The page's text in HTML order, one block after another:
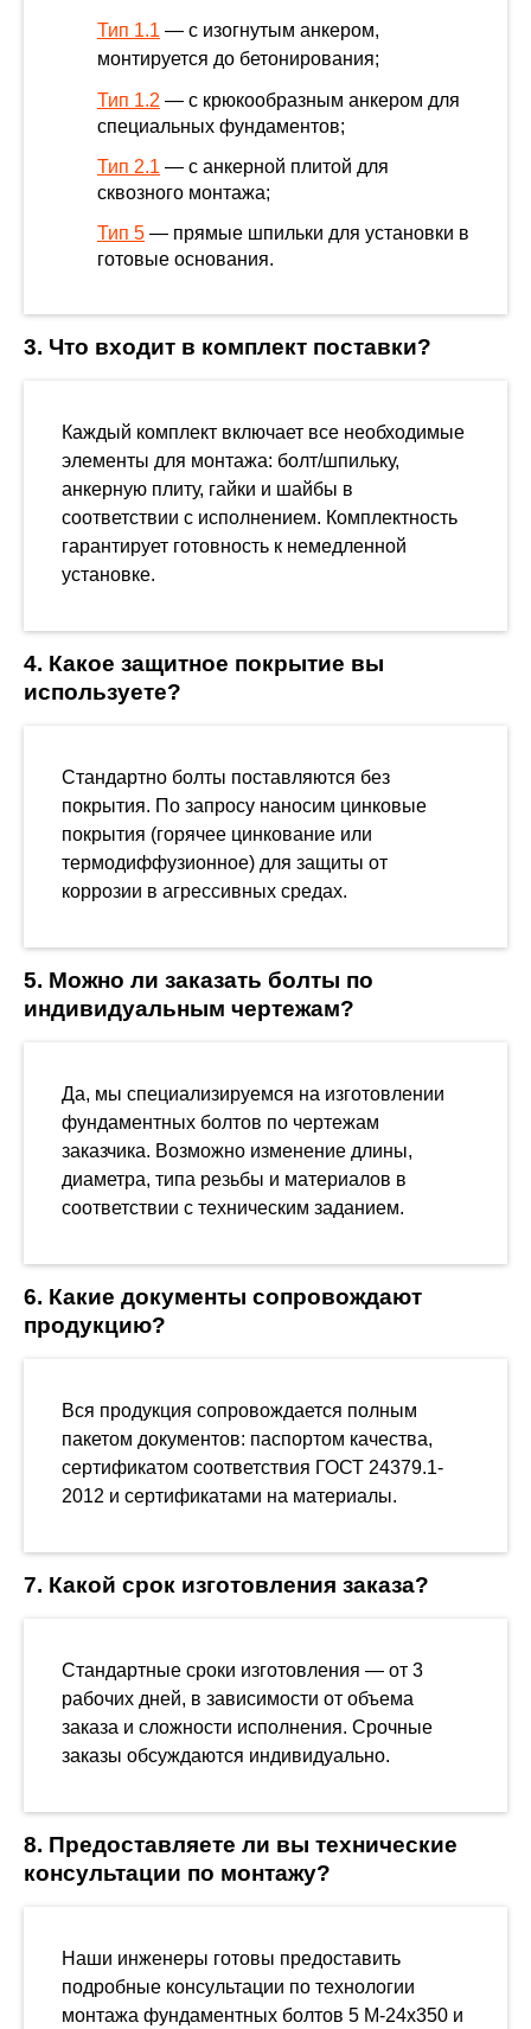
Тип 1.1 — с изогнутым анкером,
монтируется до бетонирования;
Тип 1.2 — с крюкообразным анкером для
специальных фундаментов;
Тип 2.1 — с анкерной плитой для
сквозного монтажа;
Тип 5 — прямые шпильки для установки в
готовые основания.
3. Что входит в комплект поставки?
Каждый комплект включает все необходимые
элементы для монтажа: болт/шпильку,
анкерную плиту, гайки и шайбы в
соответствии с исполнением. Комплектность
гарантирует готовность к немедленной
установке.
4. Какое защитное покрытие вы
используете?
Стандартно болты поставляются без
покрытия. По запросу наносим цинковые
покрытия (горячее цинкование или
термодиффузионное) для защиты от
коррозии в агрессивных средах.
5. Можно ли заказать болты по
индивидуальным чертежам?
Да, мы специализируемся на изготовлении
фундаментных болтов по чертежам
заказчика. Возможно изменение длины,
диаметра, типа резьбы и материалов в
соответствии с техническим заданием.
6. Какие документы сопровождают
продукцию?
Вся продукция сопровождается полным
пакетом документов: паспортом качества,
сертификатом соответствия ГОСТ 24379.1-
2012 и сертификатами на материалы.
7. Какой срок изготовления заказа?
Стандартные сроки изготовления — от 3
рабочих дней, в зависимости от объема
заказа и сложности исполнения. Срочные
заказы обсуждаются индивидуально.
8. Предоставляете ли вы технические
консультации по монтажу?
Наши инженеры готовы предоставить
подробные консультации по технологии
монтажа фундаментных болтов 5 М-24х350 и